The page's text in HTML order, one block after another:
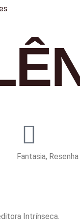
Fantasia, Resenha
Intrínseca.